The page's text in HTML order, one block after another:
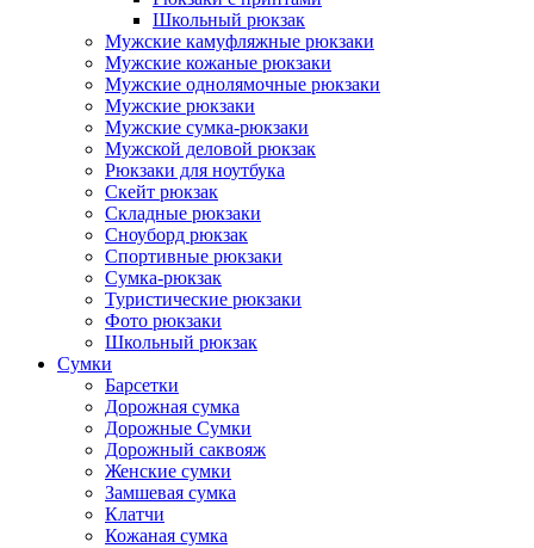
Школьный рюкзак
Мужские камуфляжные рюкзаки
Мужские кожаные рюкзаки
Мужские однолямочные рюкзаки
Мужские рюкзаки
Мужские сумка-рюкзаки
Мужской деловой рюкзак
Рюкзаки для ноутбука
Скейт рюкзак
Складные рюкзаки
Сноуборд рюкзак
Спортивные рюкзаки
Сумка-рюкзак
Туристические рюкзаки
Фото рюкзаки
Школьный рюкзак
Сумки
Барсетки
Дорожная сумка
Дорожные Сумки
Дорожный саквояж
Женские сумки
Замшевая сумка
Клатчи
Кожаная сумка